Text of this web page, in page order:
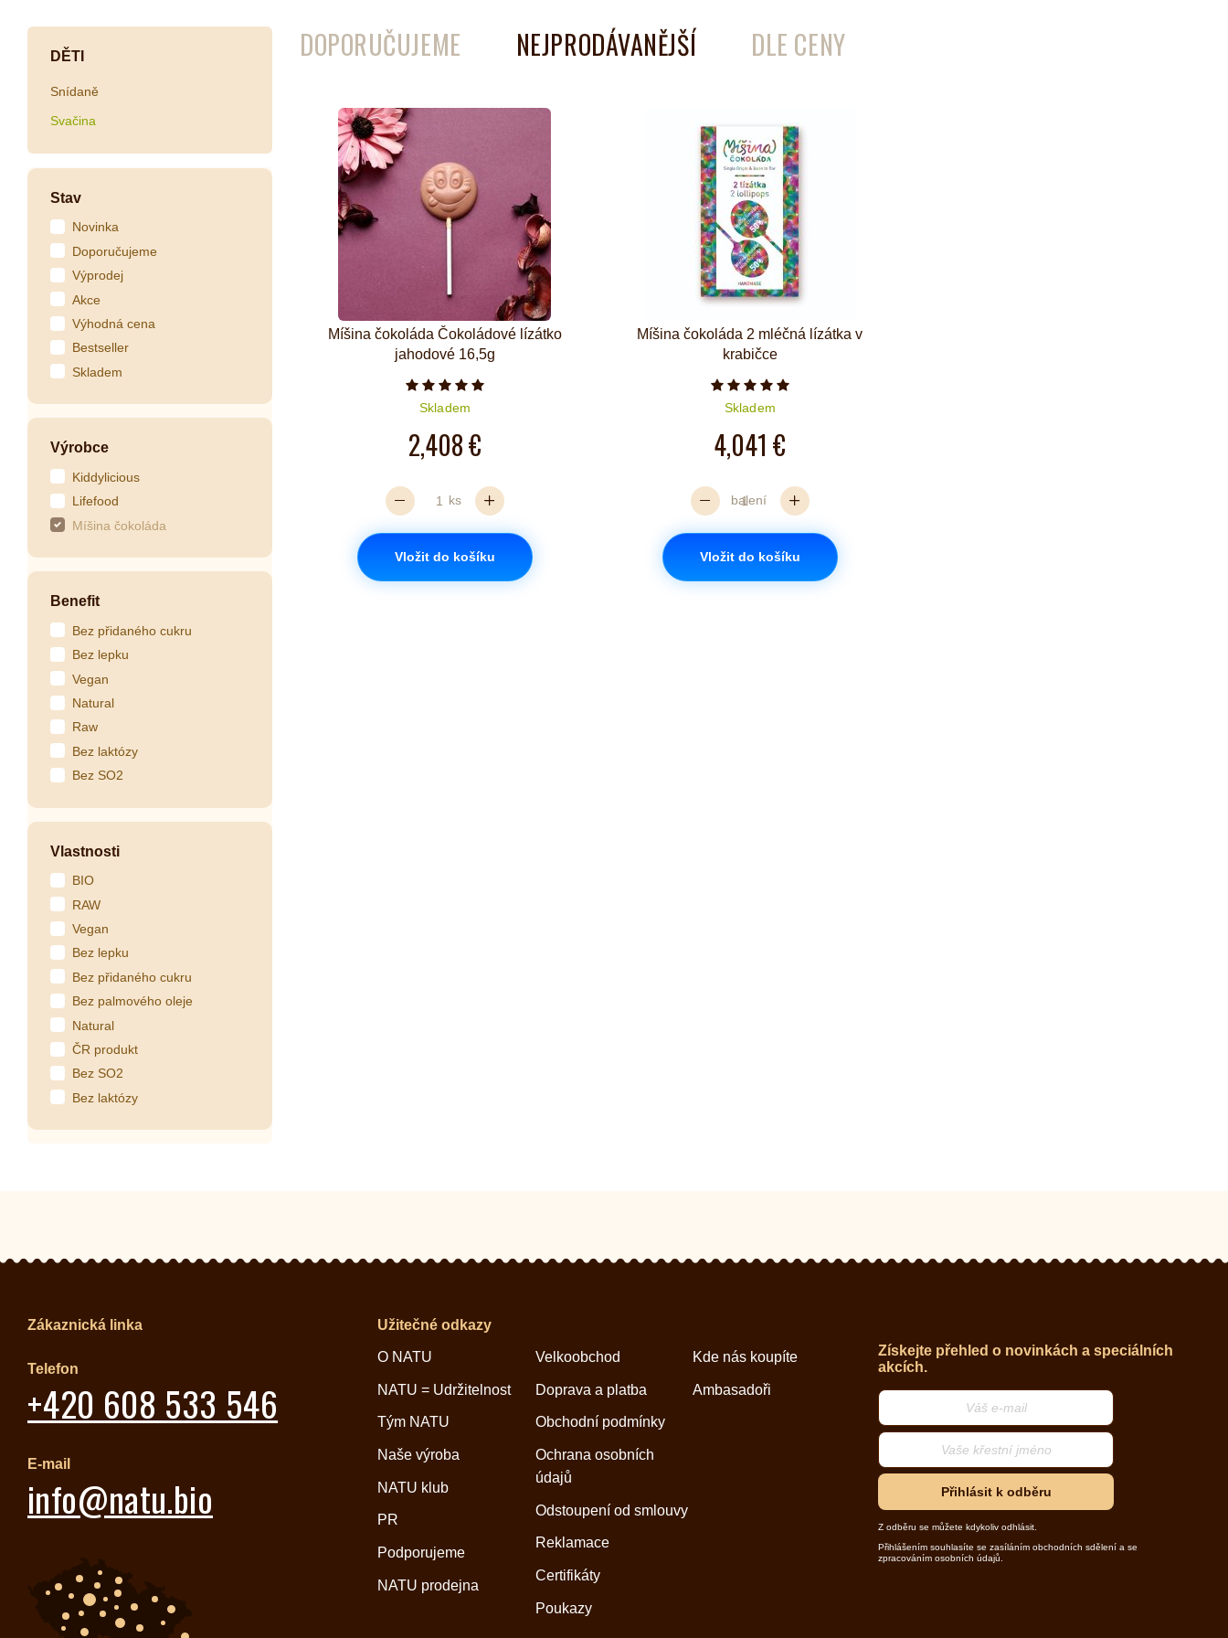
Ostatní nápoje
Porcované
Láhve
DĚTI
Snídaně
Svačina
Stav
Novinka
Doporučujeme
Výprodej
Akce
Výhodná cena
Bestseller
Skladem
Výrobce
Kiddylicious
Lifefood
Míšina čokoláda
Benefit
Bez přidaného cukru
Bez lepku
Vegan
Natural
Raw
Bez laktózy
Bez SO2
Vlastnosti
BIO
RAW
Vegan
Bez lepku
Bez přidaného cukru
Bez palmového oleje
Natural
ČR produkt
Bez SO2
Bez laktózy
DOPORUČUJEME NEJPRODÁVANĚJŠÍ DLE CENY
Míšina čokoláda Čokoládové lízátko
jahodové 16,5g
Počet hvězdiček je 5 z 5
Skladem
2,408 €
ks
Vložit do košíku
Míšina čokoláda 2 mléčná lízátka v
krabičce
Počet hvězdiček je 5 z 5
Skladem
4,041 €
balení
Vložit do košíku
Zákaznická linka
Telefon
+420 608 533 546
E-mail
info@natu.bio
Užitečné odkazy
O NATU
NATU = Udržitelnost
Tým NATU
Naše výroba
NATU klub
PR
Podporujeme
NATU prodejna
Velkoobchod
Doprava a platba
Obchodní podmínky
Ochrana osobních
údajů
Odstoupení od smlouvy
Reklamace
Certifikáty
Poukazy
Kde nás koupíte
Ambasadoři
Získejte přehled o novinkách a speciálních
akcích.
Přihlásit k odběru
Z odběru se můžete kdykoliv odhlásit.
Přihlášením souhlasíte se zasíláním obchodních sdělení a se
zpracováním osobních údajů.